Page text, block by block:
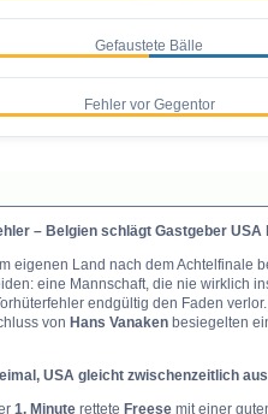
Gefaustete Bälle
Fehler vor Gegentor
– Belgien schlägt Gastgeber USA
eigenen Land nach dem Achtelfinale
eine Mannschaft, die nie wirklich
endgültig den Faden verlor.
von Hans Vanaken besiegelten
USA gleicht zwischenzeitlich aus
1. Minute rettete Freese mit einer